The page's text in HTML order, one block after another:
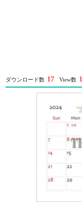
ダウンロード数 17 View数